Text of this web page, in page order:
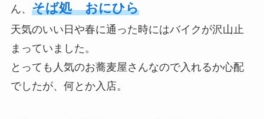
ん、 そば処 おにひら
天気のいい日や春に通った時にはバイクが沢山止
まっていました。
とっても人気のお蕎麦屋さんなので入れるか心配
でしたが、何とか入店。